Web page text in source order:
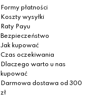
Formy płatności
Koszty wysyłki
Raty Payu
Bezpieczeństwo
Jak kupować
Czas oczekiwania
Dlaczego warto u nas
kupować
Darmowa dostawa od 300
zł